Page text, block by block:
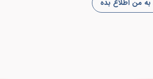
من اطلاع بده